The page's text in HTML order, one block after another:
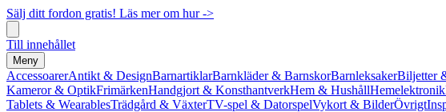
Sälj ditt fordon gratis! Läs mer om hur ->
Till innehållet
Meny
AccessoarerAntikt & DesignBarnartiklarBarnkläder & BarnskorBarnleksakerBiljetter
Kameror & OptikFrimärkenHandgjort & KonsthantverkHem & HushållHemelektronik
Tablets & WearablesTrädgård & VäxterTV-spel & DatorspelVykort & BilderÖvrigt